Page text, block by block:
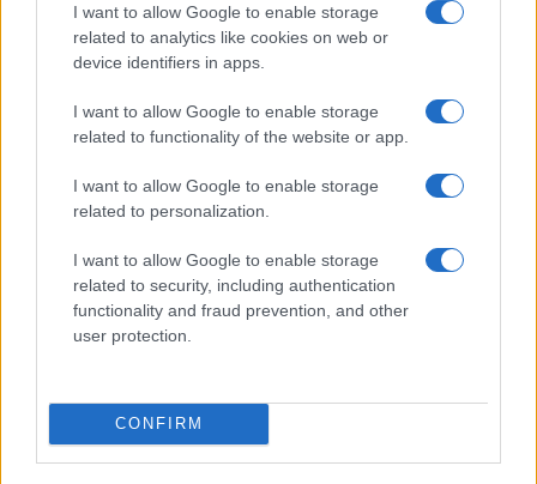
I want to allow Google to enable storage
related to analytics like cookies on web or
device identifiers in apps.
I want to allow Google to enable storage
related to functionality of the website or app.
I want to allow Google to enable storage
related to personalization.
I want to allow Google to enable storage
related to security, including authentication
functionality and fraud prevention, and other
user protection.
CONFIRM
kijelzővel és új funkciókkal érkezhet
Beintett a chipgyártó az Apple-nek
További hírek
LEGOLVASOTTABBAK
Számos népszerű Samsung Galaxy készülék kimarad a One
UI 9 frissítésből – itt a lista az érintett modellekről
iPhone 18 bemutató dátum - ekkor rántja le a leplet az
Az Android rejtett automatizmusai: hat funkció, amely
észrevétlenül könnyíti meg a mindennapokat